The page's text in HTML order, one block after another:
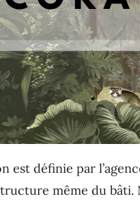
est définie par
même du